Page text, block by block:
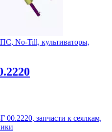
No-Till, культиваторы,
00.2220, запчасти к сеялкам,